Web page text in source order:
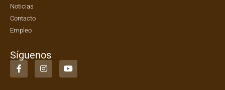
Noticias
Contacto
Empleo
Síguenos